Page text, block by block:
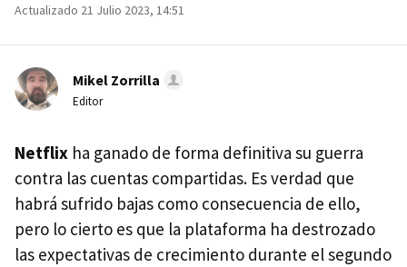
Actualizado 21 Julio 2023, 14:51
Mikel Zorrilla
Editor
Netflix ha ganado de forma definitiva su guerra
contra las cuentas compartidas. Es verdad que
habrá sufrido bajas como consecuencia de ello,
pero lo cierto es que la plataforma ha destrozado
las expectativas de crecimiento durante el segundo